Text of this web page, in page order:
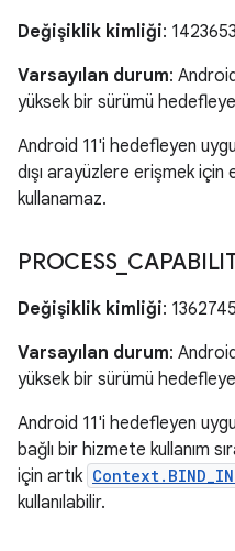
Değişiklik kimliği:
Varsayılan durum:
yüksek bir sürümü
Android 11'i hedefleyen
dışı arayüzlere erişmek için
kullanamaz.
PROCESS_
Değişiklik kimliği:
Varsayılan durum:
yüksek bir sürümü
Android 11'i hedefleyen
bağlı bir hizmete kullanım
için artık
kullanılabilir.